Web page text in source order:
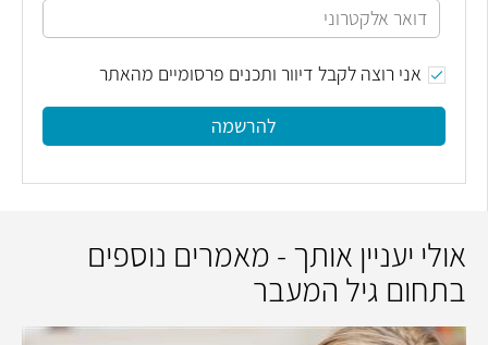
אני רוצה לקבל דיוור ותכנים פרסומיים מהאתר
להרשמה
אולי יעניין אותך - מאמרים נוספים
בתחום גיל המעבר